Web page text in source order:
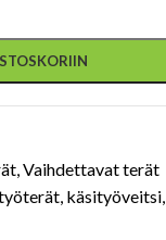
,Vaihdettavat terät
, käsityöveitsi,